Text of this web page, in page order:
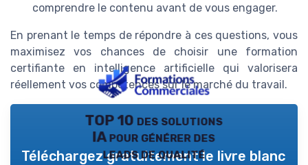
comprendre le contenu avant de vous engager.
En prenant le temps de répondre à ces questions, vous
maximisez vos chances de choisir une formation
certifiante en intelligence artificielle qui valorisera
réellement vos compétences sur le marché du travail.
TOP 10 des solutions
IA pour générer des
leads de qualité
Téléchargez gratuitement le livre blanc